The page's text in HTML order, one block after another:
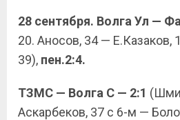
28 сентября. Волга Ул —
20. Аносов, 34 — Е.Казаков,
39), пен.2:4.
ТЗМС — Волга С — 2:1
Аскарбеков, 37 с 6-м —